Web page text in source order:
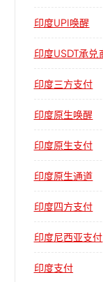
印度UPI唤醒
印度USDT承兑
印度三方支付
印度原生唤醒
印度原生支付
印度原生通道
印度四方支付
印度尼西亚支付
印度支付